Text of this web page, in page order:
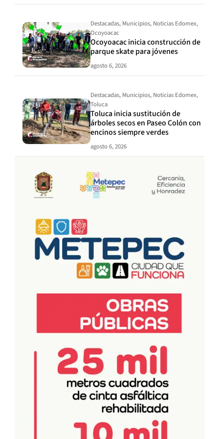
Destacadas, Municipios, Noticias Edomex,
Ocoyoacac
Ocoyoacac inicia construcción de
parque skate para jóvenes
agosto 6, 2026
Destacadas, Municipios, Noticias Edomex,
Toluca
Toluca inicia sustitución de
árboles secos en Paseo Colón con
encinos siempre verdes
agosto 6, 2026